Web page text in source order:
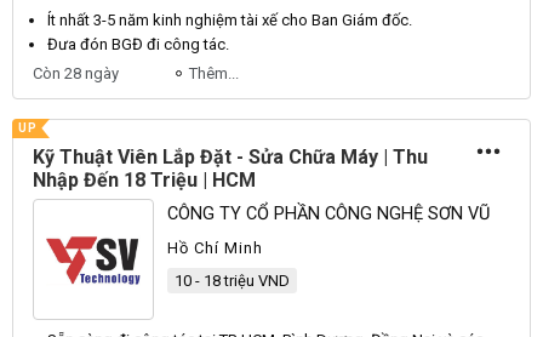
Ít nhất 3-5 năm kinh nghiệm tài xế cho Ban Giám đốc.
Đưa đón BGĐ đi công tác.
Còn 28 ngày
Thêm...
UP
Kỹ Thuật Viên Lắp Đặt - Sửa Chữa Máy | Thu
Nhập Đến 18 Triệu | HCM
CÔNG TY CỔ PHẦN CÔNG NGHỆ SƠN VŨ
Hồ Chí Minh
10 - 18 triệu VND